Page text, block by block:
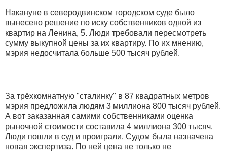
Накануне в северодвинском городском суде было
вынесено решение по иску собственников одной из
квартир на Ленина, 5. Люди требовали пересмотреть
сумму выкупной цены за их квартиру. По их мнению,
мэрия недосчитала больше 500 тысяч рублей.
За трёхкомнатную "сталинку" в 87 квадратных метров
мэрия предложила людям 3 миллиона 800 тысяч рублей.
А вот заказанная самими собственниками оценка
рыночной стоимости составила 4 миллиона 300 тысяч.
Люди пошли в суд и проиграли. Судом была назначена
новая экспертиза. По ней цена не только не